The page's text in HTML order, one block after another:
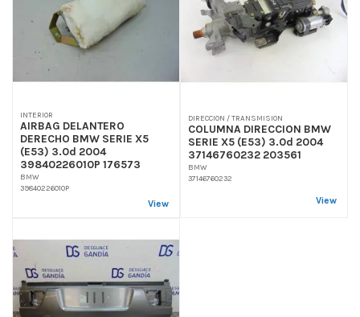
INTERIOR
AIRBAG DELANTERO
DERECHO BMW SERIE X5
(E53) 3.0d 2004
39840226010P 176573
BMW
39840226010P
View
DIRECCION / TRANSMISION
COLUMNA DIRECCION BMW
SERIE X5 (E53) 3.0d 2004
37146760232 203561
BMW
37146760232
View